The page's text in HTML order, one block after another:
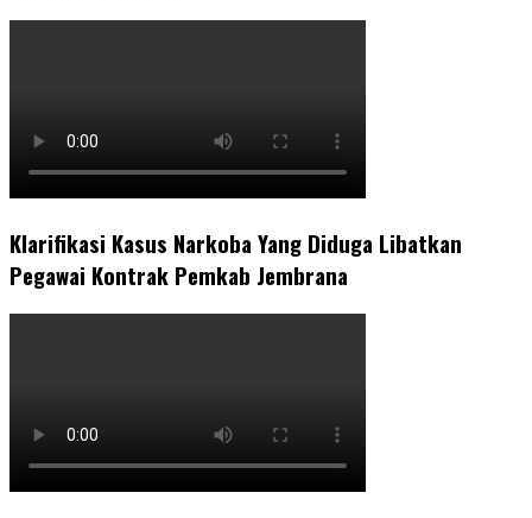
Klarifikasi Kasus Narkoba Yang Diduga Libatkan
Pegawai Kontrak Pemkab Jembrana